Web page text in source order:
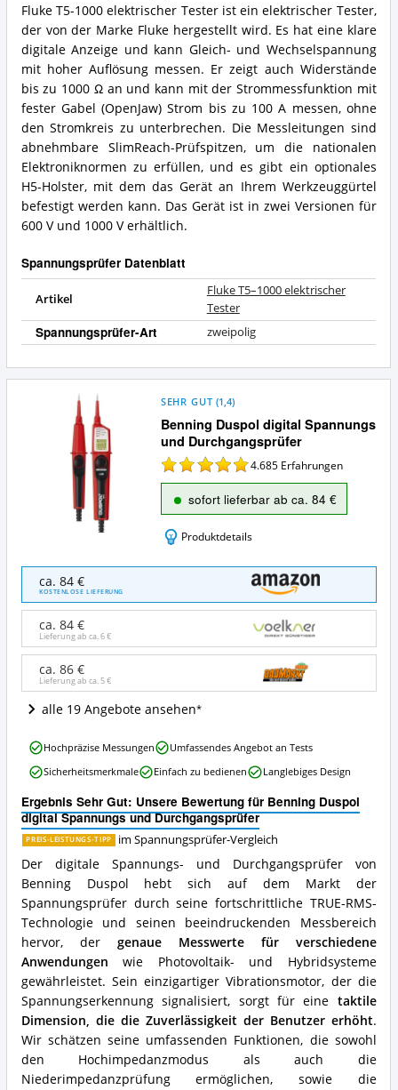
Fluke T5-1000 elektrischer Tester ist ein elektrischer Tester,
der von der Marke Fluke hergestellt wird. Es hat eine klare
digitale Anzeige und kann Gleich- und Wechselspannung
mit hoher Auflösung messen. Er zeigt auch Widerstände
bis zu 1000 Ω an und kann mit der Strommessfunktion mit
fester Gabel (OpenJaw) Strom bis zu 100 A messen, ohne
den Stromkreis zu unterbrechen. Die Messleitungen sind
abnehmbare SlimReach-Prüfspitzen, um die nationalen
Elektroniknormen zu erfüllen, und es gibt ein optionales
H5-Holster, mit dem das Gerät an Ihrem Werkzeuggürtel
befestigt werden kann. Das Gerät ist in zwei Versionen für
600 V und 1000 V erhältlich.
Spannungsprüfer Datenblatt
Artikel
Fluke T5–1000 elektrischer
Tester
Spannungsprüfer-Art zweipolig
Benning Duspol digital Spannungs
und Durchgangsprüfer
SEHR GUT (1,4)
4.685 Erfahrungen
sofort lieferbar ab ca. 84 €
Produktdetails
Benning
Duspol
digital
Spannungs
und
Durchgangsprüfer
Angebote:
ist
dieser
erhältlich?
ca. 84 €
KOSTENLOSE LIEFERUNG
ca. 84 €
Lieferung ab ca.6 €
ca. 86 €
Lieferung ab ca.5 €
alle 19 Angebote ansehen
Ergebnis Sehr Gut: Unsere Bewertung für Benning Duspol
digital Spannungs und Durchgangsprüfer
PREIS-LEISTUNGS-TIPP im Spannungsprüfer-Vergleich
Der digitale Spannungs- und Durchgangsprüfer von
Benning Duspol hebt sich auf dem Markt der
Spannungsprüfer durch seine fortschrittliche TRUE-RMS-
Technologie und seinen beeindruckenden Messbereich
hervor, der genaue Messwerte für verschiedene
Anwendungen wie Photovoltaik- und Hybridsysteme
gewährleistet. Sein einzigartiger Vibrationsmotor, der die
Spannungserkennung signalisiert, sorgt für eine taktile
Dimension, die die Zuverlässigkeit der Benutzer erhöht.
Wir schätzen seine umfassenden Funktionen, die sowohl
den Hochimpedanzmodus als auch die
Niederimpedanzprüfung ermöglichen, sowie die
Benning
Duspol
digital
und
Durchgangsprüfer
Vorteile:
Was
spricht
für
diesen
Spannungsprüfer?
Hochpräzise Messungen
Umfassendes Angebot an Tests
Sicherheitsmerkmale
Einfach zu bedienen Langlebiges Design